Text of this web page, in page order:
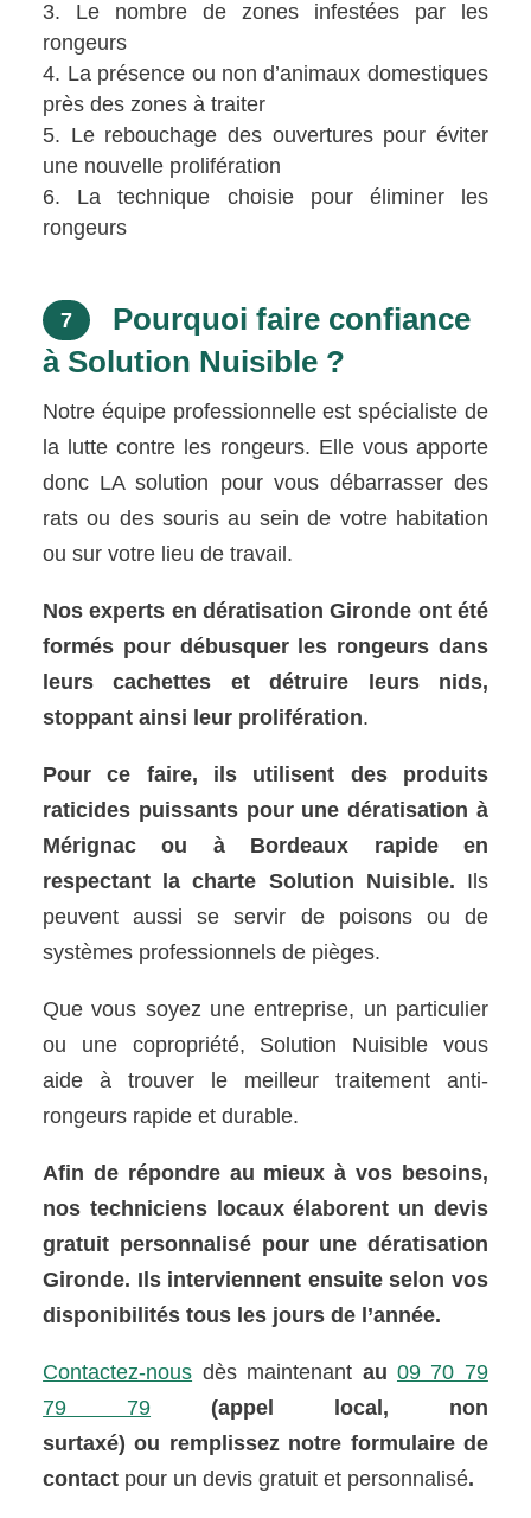
Le nombre de zones infestées par les
rongeurs
La présence ou non d’animaux domestiques
près des zones à traiter
Le rebouchage des ouvertures pour éviter
une nouvelle prolifération
La technique choisie pour éliminer les
rongeurs
7
Pourquoi faire confiance
à Solution Nuisible ?
Notre équipe professionnelle est spécialiste de
la lutte contre les rongeurs. Elle vous apporte
donc LA solution pour vous débarrasser des
rats ou des souris au sein de votre habitation
ou sur votre lieu de travail.
Nos experts en dératisation Gironde ont été
formés pour débusquer les rongeurs dans
leurs cachettes et détruire leurs nids,
stoppant ainsi leur prolifération.
Pour ce faire, ils utilisent des produits
raticides puissants pour une dératisation à
Mérignac ou à Bordeaux rapide en
respectant la charte Solution Nuisible. Ils
peuvent aussi se servir de poisons ou de
systèmes professionnels de pièges.
Que vous soyez une entreprise, un particulier
ou une copropriété, Solution Nuisible vous
aide à trouver le meilleur traitement anti-
rongeurs rapide et durable.
Afin de répondre au mieux à vos besoins,
nos techniciens locaux élaborent un devis
gratuit personnalisé pour une dératisation
Gironde. Ils interviennent ensuite selon vos
disponibilités tous les jours de l’année.
Contactez-nous dès maintenant au 09 70 79
79 79 (appel local, non
surtaxé) ou remplissez notre formulaire de
contact pour un devis gratuit et personnalisé.